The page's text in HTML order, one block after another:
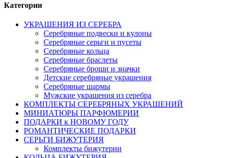
Категории
УКРАШЕНИЯ ИЗ СЕРЕБРА
Серебряные подвески и кулоны
Серебряные серьги и пусеты
Серебряные кольца
Серебряные браслеты
Серебряные броши и значки
Детские серебряные украшения
Серебряные шармы
Мужские украшения из серебра
КОМПЛЕКТЫ СЕРЕБРЯНЫХ УКРАШЕНИЙ
МИНИАТЮРЫ ПАРФЮМЕРИИ
ПОДАРКИ к НОВОМУ ГОДУ
РОМАНТИЧЕСКИЕ ПОДАРКИ
СЕРЬГИ БИЖУТЕРИЯ
Комплекты бижутерии